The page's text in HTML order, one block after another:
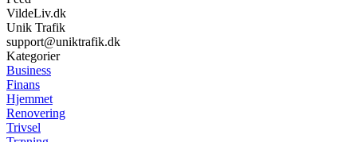
VildeLiv.dk
Unik Trafik
support@uniktrafik.dk
Kategorier
Business
Finans
Hjemmet
Renovering
Trivsel